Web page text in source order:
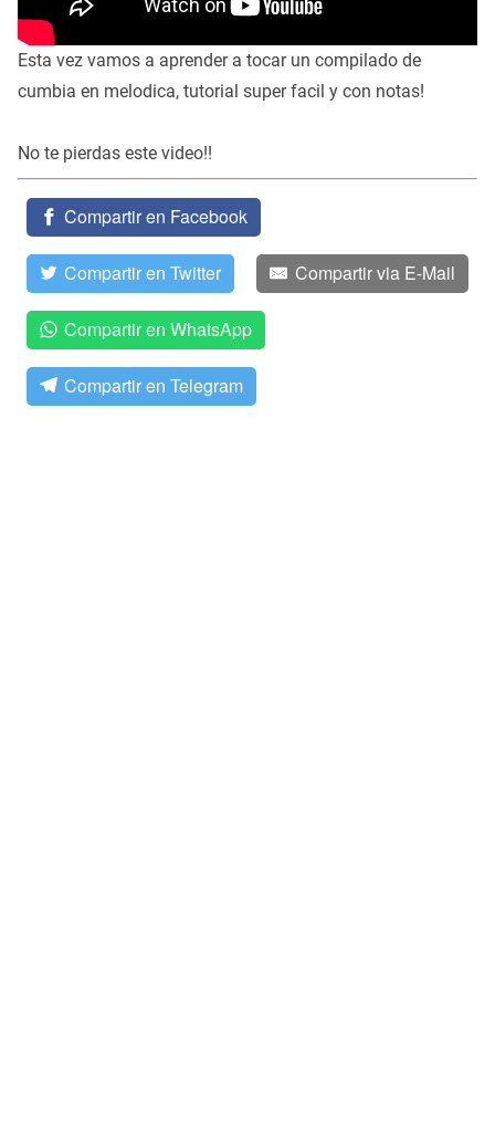
Esta vez vamos a aprender a tocar un compilado de
cumbia en melodica, tutorial super facil y con notas!
No te pierdas este video!!
Compartir en Facebook
Compartir en Twitter Compartir via E-Mail
Compartir en WhatsApp
Compartir en Telegram